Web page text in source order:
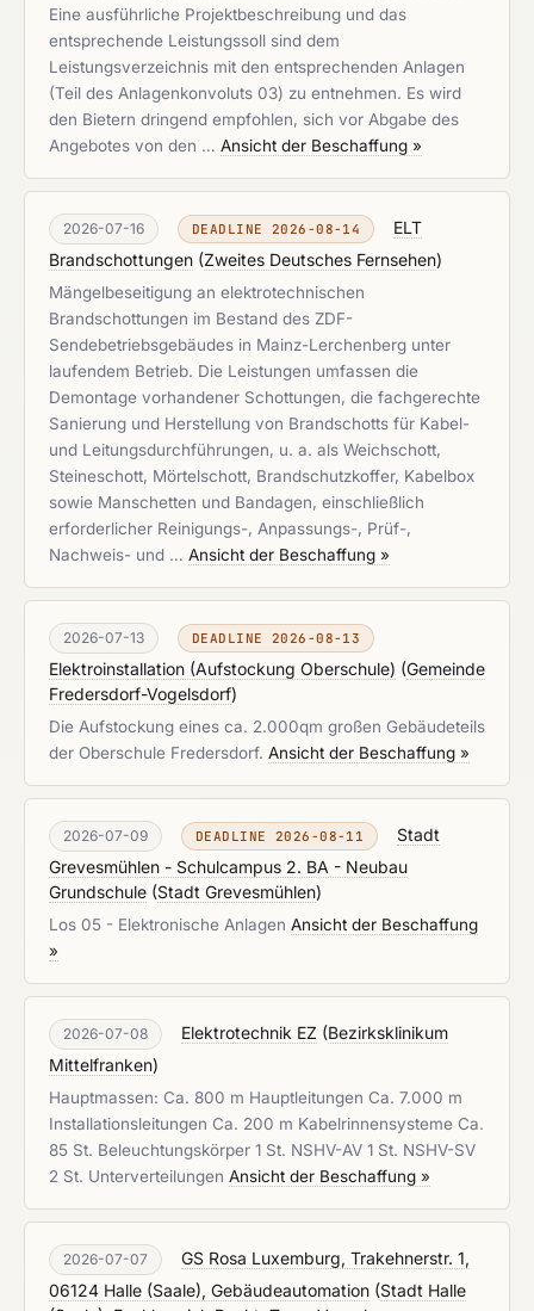
Eine ausführliche Projektbeschreibung und das
entsprechende Leistungssoll sind dem
Leistungsverzeichnis mit den entsprechenden Anlagen
(Teil des Anlagenkonvoluts 03) zu entnehmen. Es wird
den Bietern dringend empfohlen, sich vor Abgabe des
Angebotes von den … Ansicht der Beschaffung »
2026-07-16 DEADLINE 2026-08-14
ELT
Brandschottungen (Zweites Deutsches Fernsehen)
Mängelbeseitigung an elektrotechnischen
Brandschottungen im Bestand des ZDF-
Sendebetriebsgebäudes in Mainz-Lerchenberg unter
laufendem Betrieb. Die Leistungen umfassen die
Demontage vorhandener Schottungen, die fachgerechte
Sanierung und Herstellung von Brandschotts für Kabel-
und Leitungsdurchführungen, u. a. als Weichschott,
Steineschott, Mörtelschott, Brandschutzkoffer, Kabelbox
sowie Manschetten und Bandagen, einschließlich
erforderlicher Reinigungs-, Anpassungs-, Prüf-,
Nachweis- und … Ansicht der Beschaffung »
2026-07-13 DEADLINE 2026-08-13
Elektroinstallation (Aufstockung Oberschule) (Gemeinde
Fredersdorf-Vogelsdorf)
Die Aufstockung eines ca. 2.000qm großen Gebäudeteils
der Oberschule Fredersdorf. Ansicht der Beschaffung »
2026-07-09 DEADLINE 2026-08-11
Stadt
Grevesmühlen - Schulcampus 2. BA - Neubau
Grundschule (Stadt Grevesmühlen)
Los 05 - Elektronische Anlagen Ansicht der Beschaffung
»
2026-07-08 Elektrotechnik EZ (Bezirksklinikum
Mittelfranken)
Hauptmassen: Ca. 800 m Hauptleitungen Ca. 7.000 m
Installationsleitungen Ca. 200 m Kabelrinnensysteme Ca.
85 St. Beleuchtungskörper 1 St. NSHV-AV 1 St. NSHV-SV
2 St. Unterverteilungen Ansicht der Beschaffung »
2026-07-07
GS Rosa Luxemburg, Trakehnerstr. 1,
06124 Halle (Saale), Gebäudeautomation (Stadt Halle